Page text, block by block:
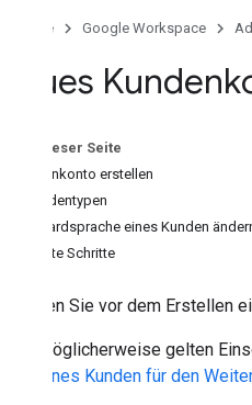
Startseite Google Workspace
Neues
Auf dieser Seite
Kundenkonto erstellen
Kundentypen
Standardsprache eines Kunden
Nächste Schritte
Beachten Sie vor dem Erstellen
Möglicherweise gelten
eines Kunden für den